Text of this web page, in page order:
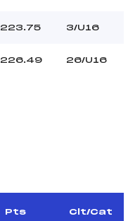
223.75 3/U16
226.49 26/U16
Pts Clt/Cat